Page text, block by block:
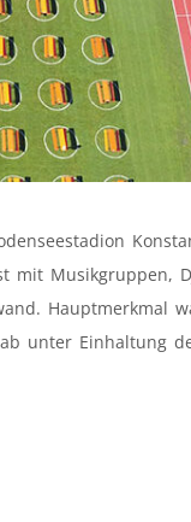
mit Musikgruppen,
Hauptmerkmal
unter Einhaltung